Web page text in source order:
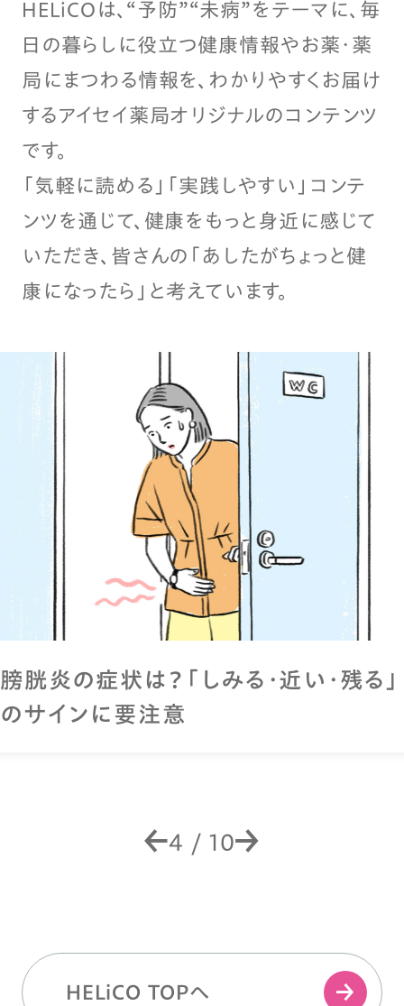
HELiCOは、“予防”“未病”をテーマに、毎
日の暮らしに役立つ健康情報やお薬・薬
局にまつわる情報を、わかりやすくお届け
するアイセイ薬局オリジナルのコンテンツ
です。
「気軽に読める」「実践しやすい」コンテ
ンツを通じて、健康をもっと身近に感じて
いただき、皆さんの「あしたがちょっと健
康になったら」と考えています。
膀胱炎の症状は？「しみる・近い・残る」
のサインに要注意
4 / 10
HELiCO TOPへ